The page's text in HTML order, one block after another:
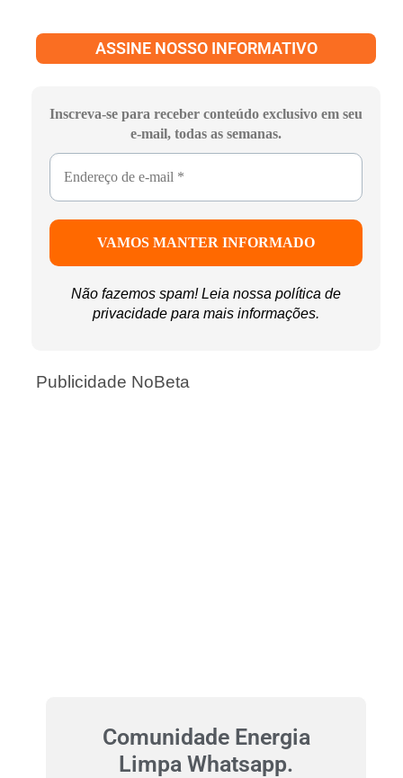
ASSINE NOSSO INFORMATIVO
Inscreva-se para receber conteúdo exclusivo em seu
e-mail, todas as semanas.
Não fazemos spam! Leia nossa política de
privacidade para mais informações.
Publicidade NoBeta
Comunidade Energia
Limpa Whatsapp.